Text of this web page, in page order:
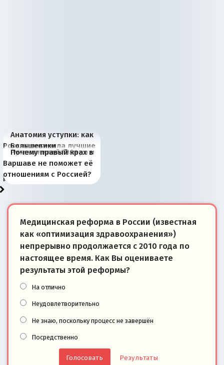
Анатомия уступки: как
Россия потеряла лучшие
рыбопромысловые
районы Баренцева
моря
Большевики
отличаются от «Яблока»
тем, что они -
победители
Киевская марионетка
Запада рассказала о
«переобувании» хозяев
В России назрели
перемены: 15 шагов к
суверенной экономике
Миграционный пожар
Европы
Россия начинает
сбрасывать балласт
Анкориджа
Россия зимой 1904
года: первые уступки во
внутренней политике
Русская нация вчера и
сегодня
Почему правый крах в
Варшаве не поможет её
отношениям с Россией?
Медицинская реформа в России (известная
как «оптимизация здравоохранения»)
непрерывно продолжается с 2010 года по
настоящее время. Как Вы оцениваете
результаты этой реформы?
На отлично
Неудовлетворительно
Не знаю, поскольку процесс не завершён
Посредственно
Результаты